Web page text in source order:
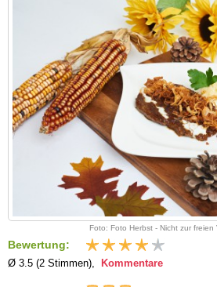
Foto: Foto Herbst - Nicht zur freien
Bewertung:
Ø 3.5 (2 Stimmen), Kommentare